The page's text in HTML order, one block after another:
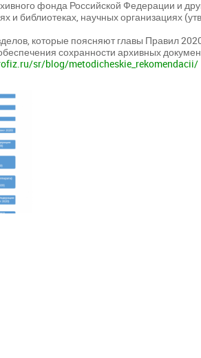
фонда Российской Федерации и
и библиотеках, научных организациях
которые поясняют главы Правил
сохранности архивных
sr/blog/metodicheskie_rekomendacii/